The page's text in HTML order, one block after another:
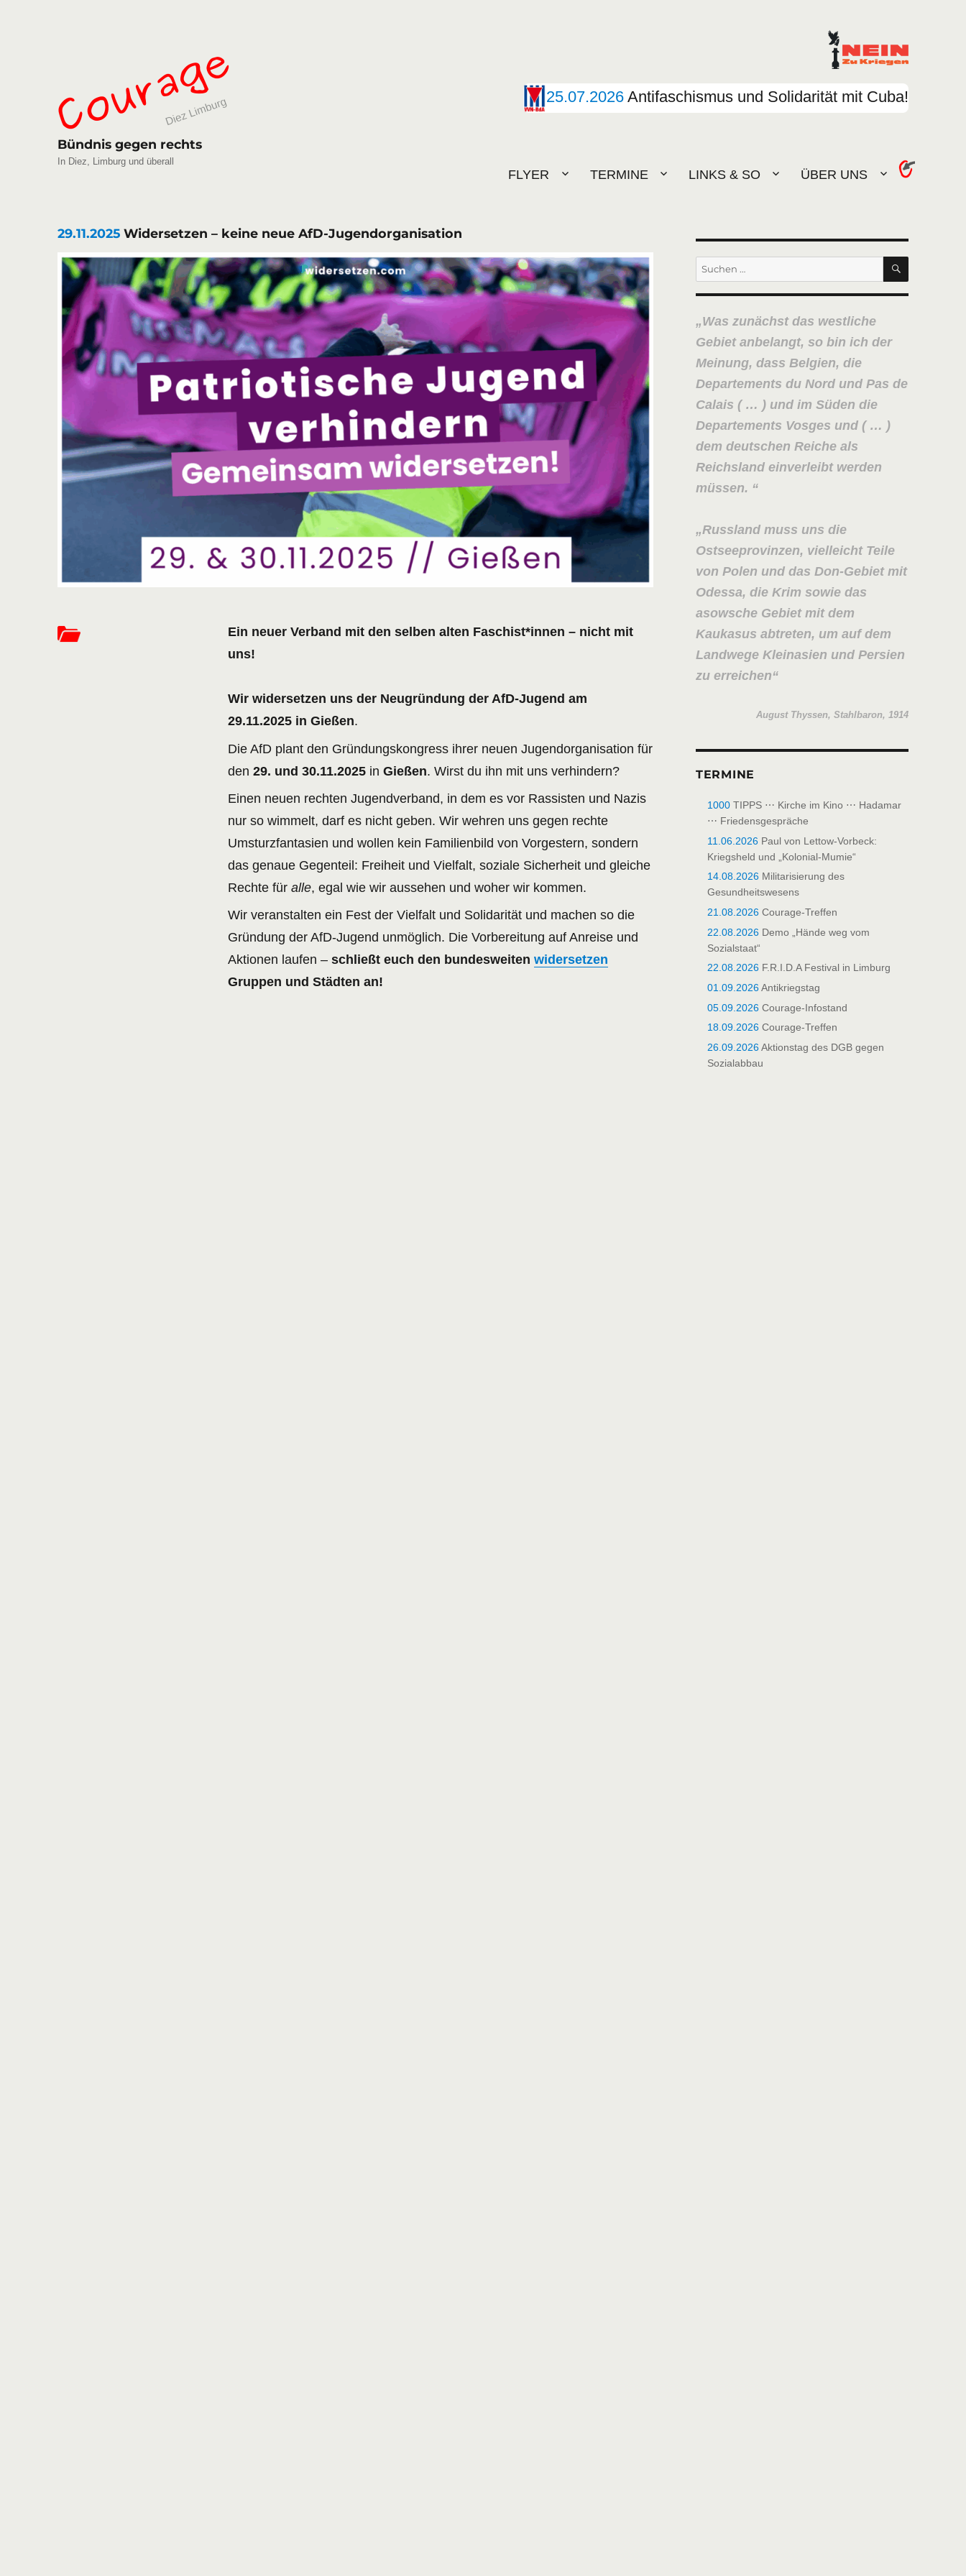
Bündnis gegen rechts
In Diez, Limburg und überall
25.07.2026Antifaschismus und Solidarität mit Cuba!
FLYER TERMINE LINKS & SO ÜBER UNS
29.11.2025 Widersetzen – keine neue AfD-Jugendorganisation
Ein neuer Verband mit den selben alten Faschist*innen – nicht mit
uns!
Wir widersetzen uns der Neugründung der AfD-Jugend am
29.11.2025 in Gießen.
Die AfD plant den Gründungskongress ihrer neuen Jugendorganisation für
den 29. und 30.11.2025in Gießen. Wirst du ihn mit uns verhindern?
Einen neuen rechten Jugendverband, in dem es vor Rassisten und Nazis
nur so wimmelt, darf es nicht geben. Wir wehren uns gegen rechte
Umsturzfantasien und wollen kein Familienbild von Vorgestern, sondern
das genaue Gegenteil: Freiheit und Vielfalt, soziale Sicherheit und gleiche
Rechte für alle, egal wie wir aussehen und woher wir kommen.
Wir veranstalten ein Fest der Vielfalt und Solidarität und machen so die
Gründung der AfD-Jugend unmöglich. Die Vorbereitung auf Anreise und
Aktionen laufen – schließt euch den bundesweiten widersetzen
Gruppen und Städten an!
Suchen
nach:
SUCHEN
Was zunächst das westliche
Gebiet anbelangt, so bin ich der
Meinung, dass Belgien, die
Departements du Nord und Pas de
Calais ( … ) und im Süden die
Departements Vosges und ( … )
dem deutschen Reiche als
Reichsland einverleibt werden
müssen.
Russland muss uns die
Ostseeprovinzen, vielleicht Teile
von Polen und das Don-Gebiet mit
Odessa, die Krim sowie das
asowsche Gebiet mit dem
Kaukasus abtreten, um auf dem
Landwege Kleinasien und Persien
zu erreichen
August Thyssen, Stahlbaron, 1914
TERMINE
1000TIPPS ⋯ Kirche im Kino ⋯ Hadamar
⋯ Friedensgespräche
11.06.2026Paul von Lettow-Vorbeck:
Kriegsheld und „Kolonial-Mumie“
14.08.2026Militarisierung des
Gesundheitswesens
21.08.2026Courage-Treffen
22.08.2026Demo „Hände weg vom
Sozialstaat“
22.08.2026F.R.I.D.A Festival in Limburg
01.09.2026Antikriegstag
05.09.2026Courage-Infostand
18.09.2026Courage-Treffen
26.09.2026Aktionstag des DGB gegen
Sozialabbau